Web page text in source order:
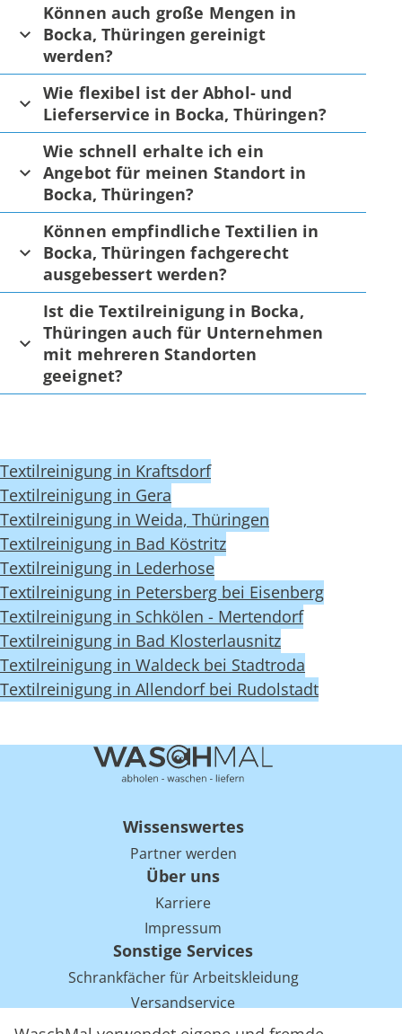
Können auch große Mengen in
Bocka, Thüringen gereinigt
werden?
Wie flexibel ist der Abhol- und
Lieferservice in Bocka, Thüringen?
Wie schnell erhalte ich ein
Angebot für meinen Standort in
Bocka, Thüringen?
Können empfindliche Textilien in
Bocka, Thüringen fachgerecht
ausgebessert werden?
Ist die Textilreinigung in Bocka,
Thüringen auch für Unternehmen
mit mehreren Standorten
geeignet?
Textilreinigung in Kraftsdorf
Textilreinigung in Gera
Textilreinigung in Weida, Thüringen
Textilreinigung in Bad Köstritz
Textilreinigung in Lederhose
Textilreinigung in Petersberg bei Eisenberg
Textilreinigung in Schkölen - Mertendorf
Textilreinigung in Bad Klosterlausnitz
Textilreinigung in Waldeck bei Stadtroda
Textilreinigung in Allendorf bei Rudolstadt
Wissenswertes
Partner werden
Über uns
Karriere
Impressum
Sonstige Services
Schrankfächer für Arbeitskleidung
Versandservice
Einsparpotentiale für Mietwäsche bei Arbeitskleidung